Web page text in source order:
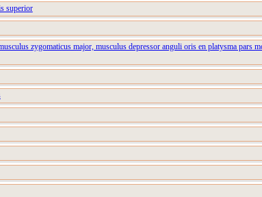
superior
zygomaticus major, musculus depressor anguli oris en platysma pars